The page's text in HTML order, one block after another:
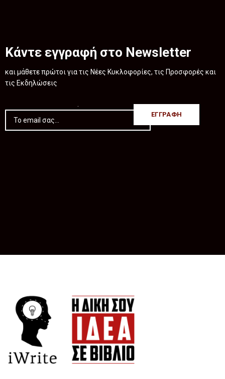
Κάντε εγγραφή στο Newsletter
και μάθετε πρώτοι για τις Νέες Κυκλοφορίες, τις Προσφορές και
τις Εκδηλώσεις